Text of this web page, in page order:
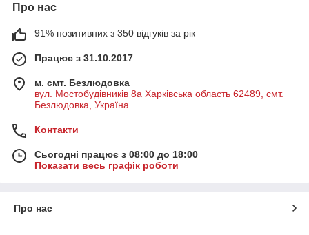
Про нас
91% позитивних з 350 відгуків за рік
Працює з 31.10.2017
м. смт. Безлюдовка
вул. Мостобудівників 8а Харківська область 62489, смт.
Безлюдовка, Україна
Контакти
Сьогодні працює з 08:00 до 18:00
Показати весь графік роботи
Про нас